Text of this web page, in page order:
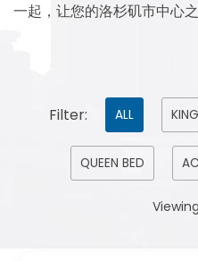
一起，让您的洛杉矶市中心
Filter: ALL
QUEEN BED